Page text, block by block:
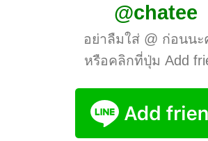
@chatee
อย่าลืมใส่ @ ก่อนนะ
หรือคลิกที่ปุ่ม Add